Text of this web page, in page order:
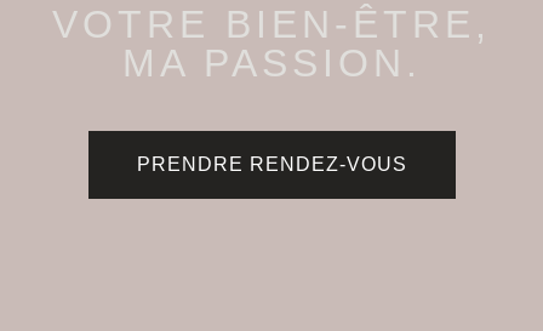
VOTRE BIEN-ÊTRE,
MA PASSION.
PRENDRE RENDEZ-VOUS